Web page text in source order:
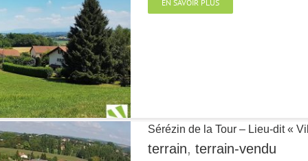
EN SAVOIR PLUS
Sérézin de la Tour – Lieu-dit «
terrain, terrain-vendu